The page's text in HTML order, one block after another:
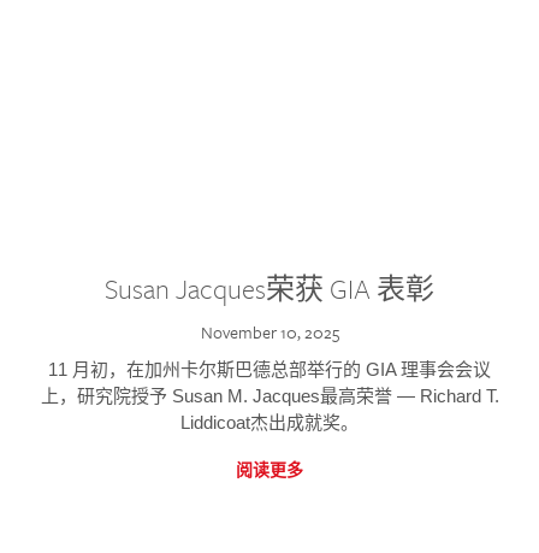
Susan Jacques荣获 GIA 表彰
November 10, 2025
11 月初，在加州卡尔斯巴德总部举行的 GIA 理事会会议
上，研究院授予 Susan M. Jacques最高荣誉 — Richard T.
Liddicoat杰出成就奖。
阅读更多